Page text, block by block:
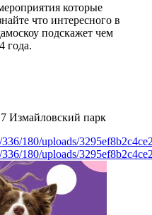
которые
что интересного в
подскажет чем
года.
Измайловский парк
180/uploads/
180/uploads/